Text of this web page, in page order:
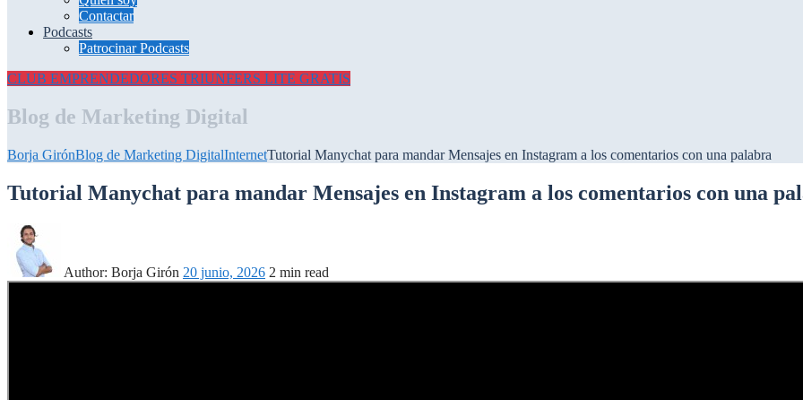
Contactar
Podcasts
Patrocinar Podcasts
CLUB EMPRENDEDORES TRIUNFERS LITE GRATIS
Blog de Marketing Digital
Borja GirónBlog de Marketing DigitalInternetTutorial Manychat para mandar Mensajes en Instagram a los comentarios con una palabra
Tutorial Manychat para mandar Mensajes en Instagram a los comentarios con una
Author: Borja Girón 20 junio, 2026 2 min read